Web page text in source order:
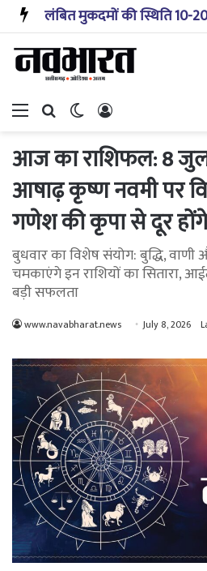
Menu Search forSwitch skin
आज का राशिफल: 8
आषाढ़ कृष्ण नवमी पर
गणेश की कृपा से दूर
बुधवार का विशेष संयोग: बुद्धि, वाणी
चमकाएंगे इन राशियों का सितारा,
बड़ी सफलता
www.navabharat.news July 8, 2026